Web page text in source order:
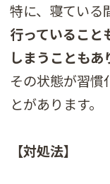
特に、寝ている
行っていること
しまうこともあ
その状態が習慣
とがあります。
【対処法】